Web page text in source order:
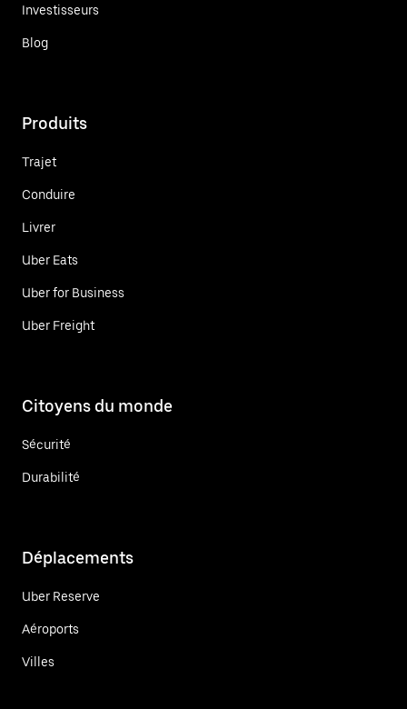
Investisseurs
Blog
Produits
Trajet
Conduire
Livrer
Uber Eats
Uber for Business
Uber Freight
Citoyens du monde
Sécurité
Durabilité
Déplacements
Uber Reserve
Aéroports
Villes